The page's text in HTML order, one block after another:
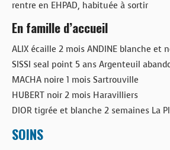
rentre en EHPAD, habituée à sortir
En famille d’accueil
ALIX écaille 2 mois ANDINE blanche et
SISSI seal point 5 ans Argenteuil
MACHA noire 1 mois Sartrouville
HUBERT noir 2 mois Haravilliers
DIOR tigrée et blanche 2 semaines La
SOINS